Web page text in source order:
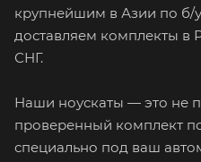
крупнейшим в Азии по б/
доставляем комплекты в
СНГ.
Наши ноускаты — это не
проверенный комплект
специально под ваш